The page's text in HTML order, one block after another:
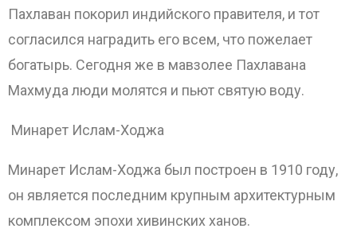
Пахлаван покорил индийского правителя, и тот
согласился наградить его всем, что пожелает
богатырь. Сегодня же в мавзолее Пахлавана
Махмуда люди молятся и пьют святую воду.
Минарет Ислам-Ходжа
Минарет Ислам-Ходжа был построен в 1910 году,
он является последним крупным архитектурным
комплексом эпохи хивинских ханов.